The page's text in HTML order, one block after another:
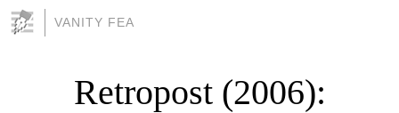
VANITY FEA
Retropost (2006):